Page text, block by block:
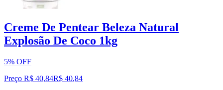
Creme De Pentear Beleza Natural
Explosão De Coco 1kg
5% OFF
Preço R$ 40,84R$ 40,84